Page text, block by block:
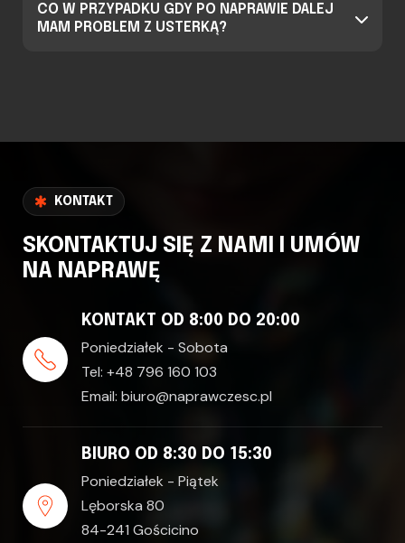
CO W PRZYPADKU GDY PO NAPRAWIE DALEJ
MAM PROBLEM Z USTERKĄ?
KONTAKT
SKONTAKTUJ SIĘ Z NAMI I UMÓW
NA NAPRAWĘ
KONTAKT OD 8:00 DO 20:00
Poniedziałek - Sobota
Tel: +48 796 160 103
Email: biuro@naprawczesc.pl
BIURO OD 8:30 DO 15:30
Poniedziałek - Piątek
Lęborska 80
84-241 Gościcino